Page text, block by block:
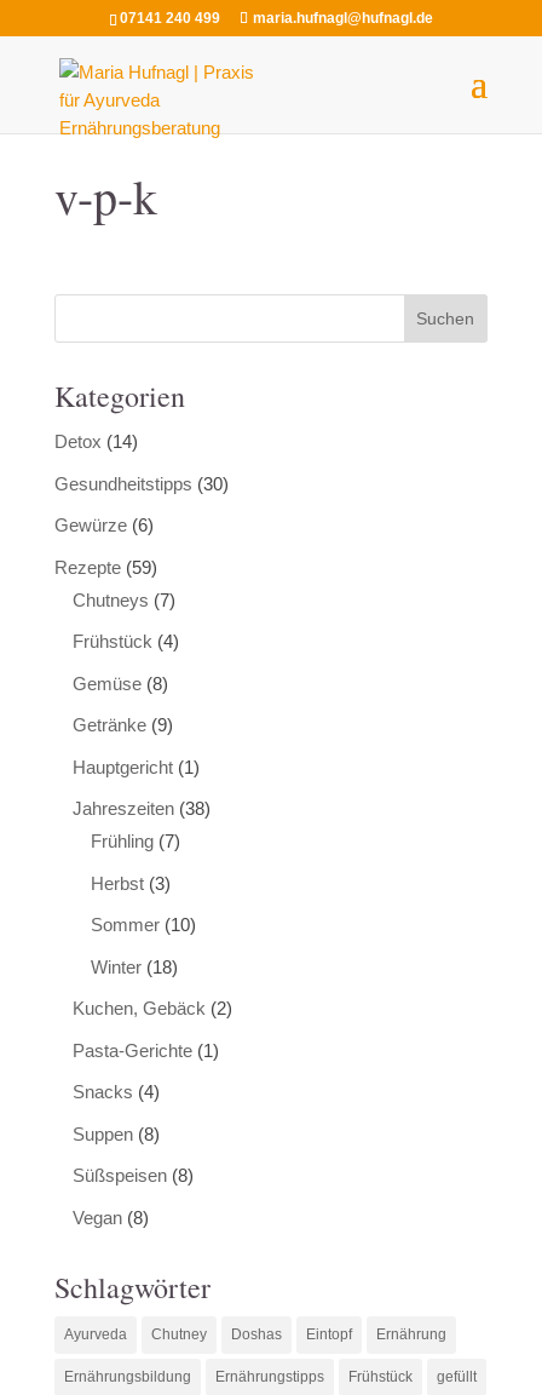
07141 240 499 maria.hufnagl@hufnagl.de
v-p-k
Kategorien
Detox (14)
Gesundheitstipps (30)
Gewürze(6)
Rezepte(59)
Chutneys (7)
Frühstück (4)
Gemüse(8)
Getränke(9)
Hauptgericht(1)
Jahreszeiten(38)
Frühling(7)
Herbst(3)
Sommer(10)
Winter(18)
Kuchen, Gebäck (2)
Pasta-Gerichte(1)
Snacks (4)
Suppen(8)
Süßspeisen(8)
Vegan(8)
Schlagwörter
Ayurveda Chutney Doshas Eintopf Ernährung
Ernährungsbildung Ernährungstipps Frühstück gefüllt